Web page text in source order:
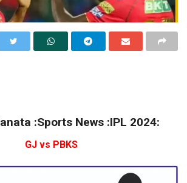
:Sports News :IPL 2024:
GJ vs PBKS